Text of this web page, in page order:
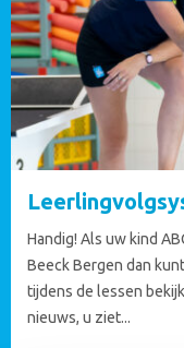
Handig! Als uw kind
Beeck Bergen dan
tijdens de lessen
nieuws, u ziet...